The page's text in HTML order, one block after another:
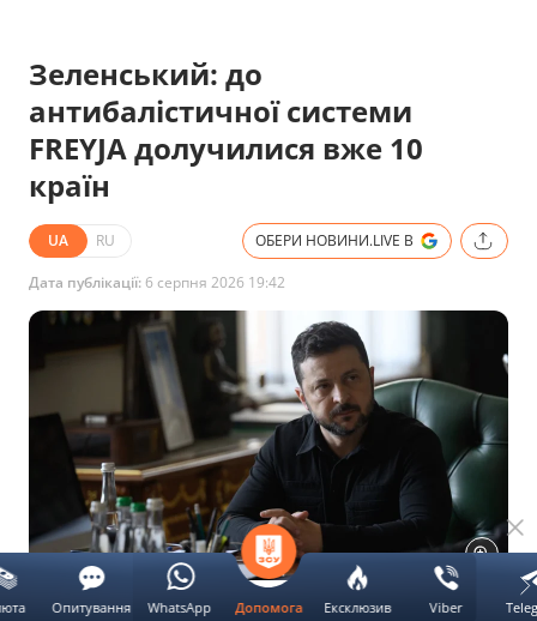
Зеленський: до
антибалістичної системи
FREYJA долучилися вже 10
країн
UA RU ОБЕРИ НОВИНИ.LIVE В
Дата публікації: 6 серпня 2026 19:42
Президент України Володимир Зеленський. Фото:
Допомога Ексклюзив Viber
Опитування WhatsApp